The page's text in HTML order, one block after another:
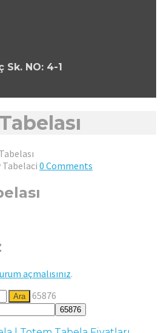
Sk. NO: 4-1
Tabelaci 0 Comments
açmalısınız.
65876